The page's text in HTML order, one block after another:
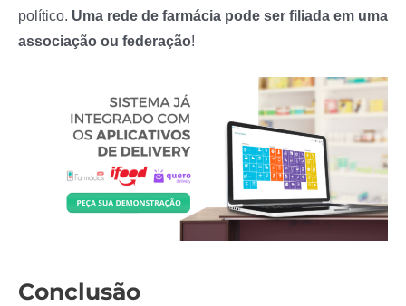
político. Uma rede de farmácia pode ser filiada em uma
associação ou federação!
Conclusão